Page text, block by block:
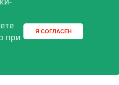
при
Я СОГЛАСЕН